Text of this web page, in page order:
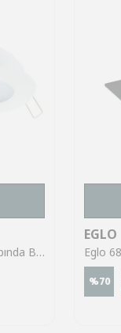
Eglo 33072 "ANNA" 7.8 Cm Çapında Beyaz Çelik Sıva Altı Gömme Spot
EGLO
%70